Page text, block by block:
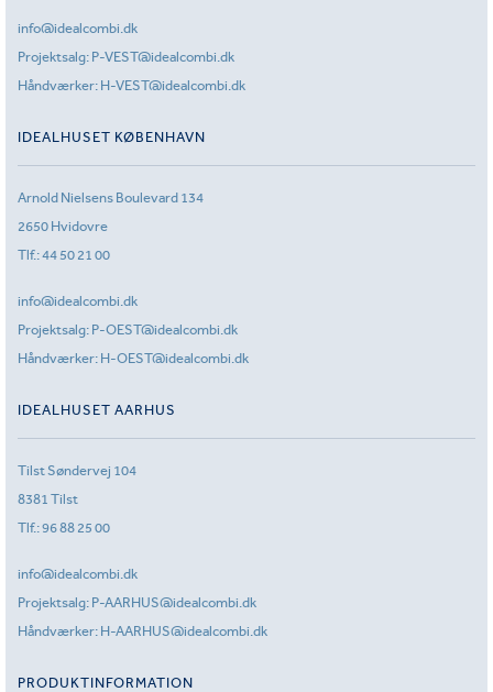
info@idealcombi.dk
Projektsalg: P-VEST@idealcombi.dk
Håndværker: H-VEST@idealcombi.dk
IDEALHUSET KØBENHAVN
Arnold Nielsens Boulevard 134
2650 Hvidovre
Tlf.:44 50 21 00
info@idealcombi.dk
Projektsalg: P-OEST@idealcombi.dk
Håndværker: H-OEST@idealcombi.dk
IDEALHUSET AARHUS
Tilst Søndervej 104
8381 Tilst
Tlf.:96 88 25 00
info@idealcombi.dk
Projektsalg: P-AARHUS@idealcombi.dk
Håndværker: H-AARHUS@idealcombi.dk
PRODUKTINFORMATION